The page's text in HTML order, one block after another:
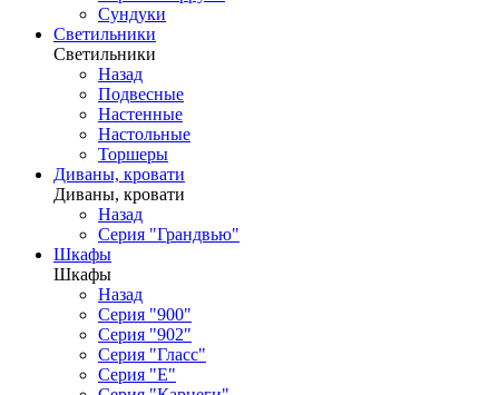
Сундуки
Светильники
Светильники
Назад
Подвесные
Настенные
Настольные
Торшеры
Диваны, кровати
Диваны, кровати
Назад
Серия "Грандвью"
Шкафы
Шкафы
Назад
Серия "900"
Серия "902"
Серия "Гласс"
Серия "Е"